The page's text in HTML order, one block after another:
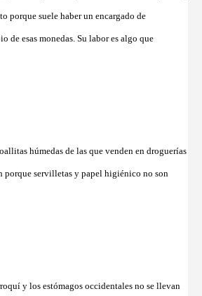
porque suele haber un encargado de
de esas monedas. Su labor es algo que
húmedas de las que venden en droguerías
porque servilletas y papel higiénico no son
y los estómagos occidentales no se llevan